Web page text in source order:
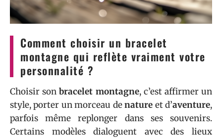
Comment choisir un bracelet
montagne qui reflète vraiment votre
personnalité ?
Choisir sonbracelet montagne, c’est affirmer un
style, porter un morceau denature et d’aventure,
parfois même replonger dans ses souvenirs.
Certains modèles dialoguent avec des lieux